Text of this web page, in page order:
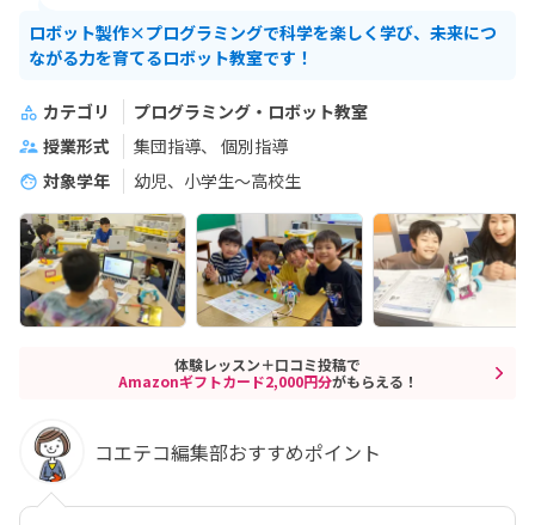
ロボット製作×プログラミングで科学を楽しく学び、未来につ
ながる力を育てるロボット教室です！
カテゴリ
プログラミング・ロボット教室
授業形式
集団指導
個別指導
対象学年
幼児、小学生〜高校生
体験レッスン＋口コミ投稿で
Amazonギフトカード2,000円分がもらえる！
コエテコ編集部おすすめポイント